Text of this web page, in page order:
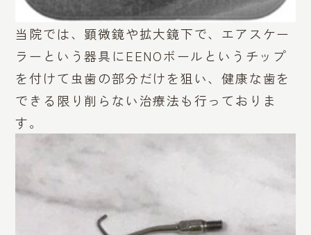
当院では、顕微鏡や拡大鏡下で、エアスケー
ラーという器具にEENOボールというチップ
を付けて虫歯の部分だけを狙い、健康な歯を
できる限り削らない治療法も行っておりま
す。